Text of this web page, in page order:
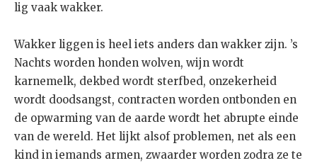
lig vaak wakker.
Wakker liggen is heel iets anders dan wakker zijn. ’s
Nachts worden honden wolven, wijn wordt
karnemelk, dekbed wordt sterfbed, onzekerheid
wordt doodsangst, contracten worden ontbonden en
de opwarming van de aarde wordt het abrupte einde
van de wereld. Het lijkt alsof problemen, net als een
kind in iemands armen, zwaarder worden zodra ze te